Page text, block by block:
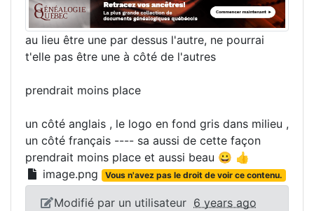
au lieu être une par dessus l'autre, ne pourrai
t'elle pas être une à côté de l'autres
prendrait moins place
un côté anglais , le logo en fond gris dans milieu ,
un côté français ---- sa aussi de cette façon
prendrait moins place et aussi beau 😀 👍
image.png
Vous n'avez pas le droit de voir ce contenu.
Modifié par un utilisateur 6 years ago